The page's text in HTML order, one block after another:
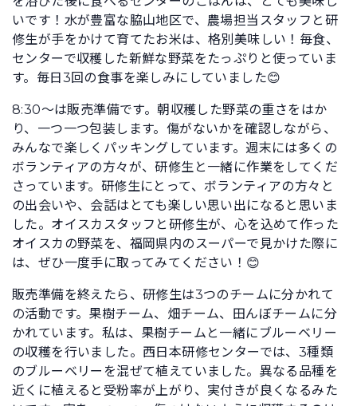
いです！水が豊富な脇山地区で、農場担当スタッフと研
修生が手をかけて育てたお米は、格別美味しい！毎食、
センターで収穫した新鮮な野菜をたっぷりと使っていま
す。毎日3回の食事を楽しみにしていました😊
8:30～は販売準備です。朝収穫した野菜の重さをはか
り、一つ一つ包装します。傷がないかを確認しながら、
みんなで楽しくパッキングしています。週末には多くの
ボランティアの方々が、研修生と一緒に作業をしてくだ
さっています。研修生にとって、ボランティアの方々と
の出会いや、会話はとても楽しい思い出になると思いま
した。オイスカスタッフと研修生が、心を込めて作った
オイスカの野菜を、福岡県内のスーパーで見かけた際に
は、ぜひ一度手に取ってみてください！😊
販売準備を終えたら、研修生は3つのチームに分かれて
の活動です。果樹チーム、畑チーム、田んぼチームに分
かれています。私は、果樹チームと一緒にブルーベリー
の収穫を行いました。西日本研修センターでは、3種類
のブルーベリーを混ぜて植えていました。異なる品種を
近くに植えると受粉率が上がり、実付きが良くなるみた